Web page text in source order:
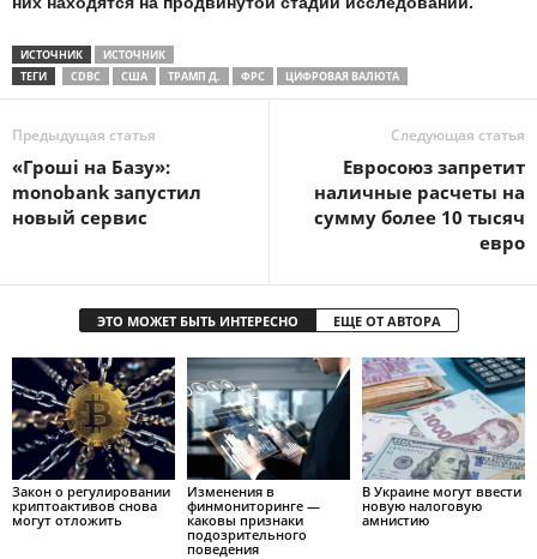
ИСТОЧНИК
ИСТОЧНИК
ТЕГИ
CDBC США ТРАМП Д. ФРС ЦИФРОВАЯ ВАЛЮТА
Предыдущая статья
«Гроші на Базу»:
monobank запустил
новый сервис
Следующая статья
Евросоюз запретит
наличные расчеты на
сумму более 10 тысяч
евро
ЭТО МОЖЕТ БЫТЬ ИНТЕРЕСНО ЕЩЕ ОТ АВТОРА
Закон о регулировании
криптоактивов снова
могут отложить
Изменения в
финмониторинге —
каковы признаки
подозрительного
поведения
В Украине могут ввести
новую налоговую
амнистию